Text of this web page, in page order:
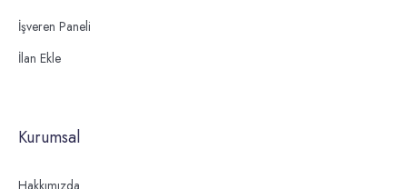
İşveren Paneli
İlan Ekle
Kurumsal
Hakkımızda